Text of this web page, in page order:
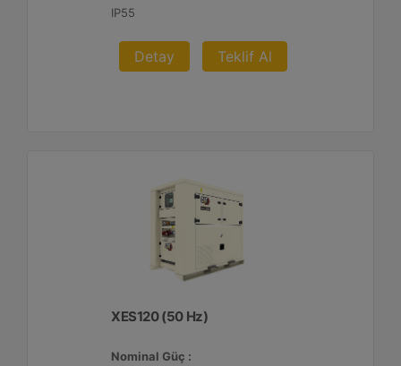
IP55
Detay Teklif Al
XES120 (50 Hz)
Nominal Güç :